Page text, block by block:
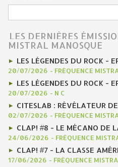
LES DERNIÈRES
MISTRAL MANOSQUE
LES LÉGENDES DU ROCK -
20/07/2026 - FRÉQUENCE
LES LÉGENDES DU ROCK -
20/07/2026 - N C
CITESLAB : RÉVÉLATEUR
02/07/2026 - FRÉQUENCE
CLAP! #8 - LE MÉCANO DE
24/06/2026 - FRÉQUENCE
CLAP! #7 - LA CLASSE
17/06/2026 - FRÉQUENCE